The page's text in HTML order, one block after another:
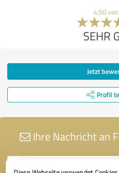
4,50
SEHR
Jetzt
Profil
Ihre Nachricht an